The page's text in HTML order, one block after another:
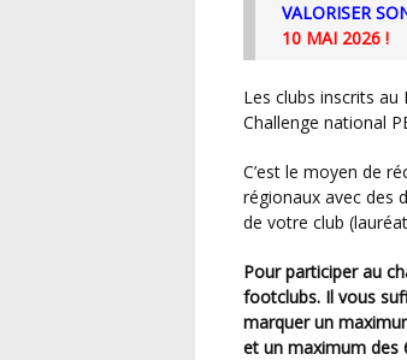
VALORISER
10 MAI 2026 !
Les clubs inscrits au Programme Éducatif Fédéral sont vivement encouragés à participer au
Challenge national
C’est le moyen de récompenser les clubs actifs, par l’intermédiaire de jurys départementaux et
régionaux avec des
de votre club
Pour participer au challenge national du PEF, rendez-vous sur le « projet éducatif » sur
footclubs. Il vous
marquer un
et un maximum des